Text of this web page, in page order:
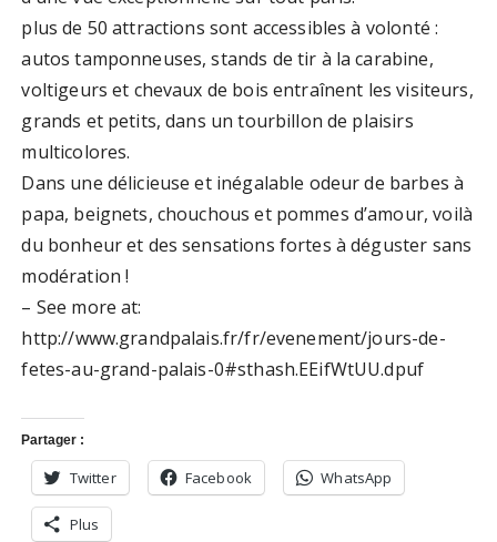
plus de 50 attractions sont accessibles à volonté :
autos tamponneuses, stands de tir à la carabine,
voltigeurs et chevaux de bois entraînent les visiteurs,
grands et petits, dans un tourbillon de plaisirs
multicolores.
Dans une délicieuse et inégalable odeur de barbes à
papa, beignets, chouchous et pommes d’amour, voilà
du bonheur et des sensations fortes à déguster sans
modération !
– See more at:
http://www.grandpalais.fr/fr/evenement/jours-de-
fetes-au-grand-palais-0#sthash.EEifWtUU.dpuf
Partager :
Twitter Facebook WhatsApp
Plus